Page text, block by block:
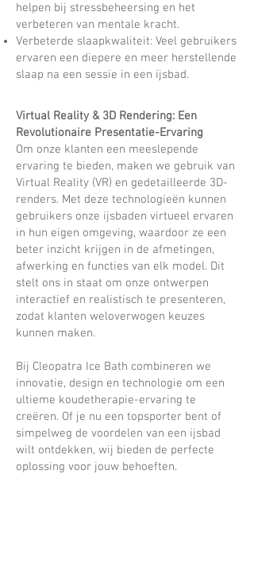
helpen bij stressbeheersing en het
verbeteren van mentale kracht.
Verbeterde slaapkwaliteit: Veel gebruikers
ervaren een diepere en meer herstellende
slaap na een sessie in een ijsbad.
Virtual Reality & 3D Rendering: Een
Revolutionaire Presentatie-Ervaring
Om onze klanten een meeslepende
ervaring te bieden, maken we gebruik van
Virtual Reality (VR) en gedetailleerde 3D-
renders. Met deze technologieën kunnen
gebruikers onze ijsbaden virtueel ervaren
in hun eigen omgeving, waardoor ze een
beter inzicht krijgen in de afmetingen,
afwerking en functies van elk model. Dit
stelt ons in staat om onze ontwerpen
interactief en realistisch te presenteren,
zodat klanten weloverwogen keuzes
kunnen maken.
Bij Cleopatra Ice Bath combineren we
innovatie, design en technologie om een
ultieme koudetherapie-ervaring te
creëren. Of je nu een topsporter bent of
simpelweg de voordelen van een ijsbad
wilt ontdekken, wij bieden de perfecte
oplossing voor jouw behoeften.